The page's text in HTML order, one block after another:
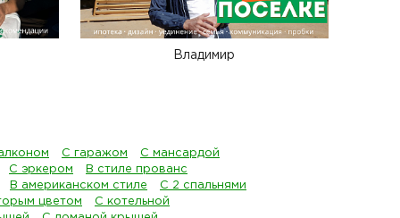
Владимир
С гаражом
С мансардой
С эркером
В стиле прованс
В американском стиле
С 2 спальнями
цветом
С котельной